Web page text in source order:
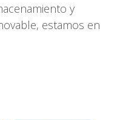
y
estamos en